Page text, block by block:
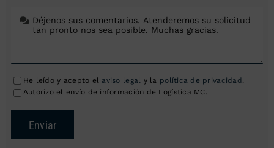
He leído y acepto el aviso legal y la política de privacidad.
Autorizo el envío de información de Logística MC.
Enviar